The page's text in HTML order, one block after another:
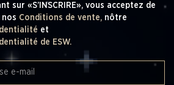
sur «S’INSCRIRE», vous acceptez de
Conditions de vente, nôtre
et
de ESW.